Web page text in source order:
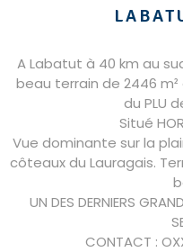
A Labatut à 40 km au
beau terrain de 2446 m²
du PLU
Situé
Vue dominante sur la
côteaux du Lauragais.
UN DES DERNIERS
CONTACT :